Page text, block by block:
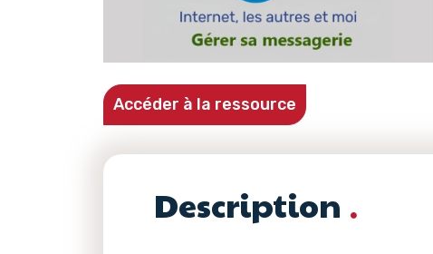
Accéder à la ressource
Description